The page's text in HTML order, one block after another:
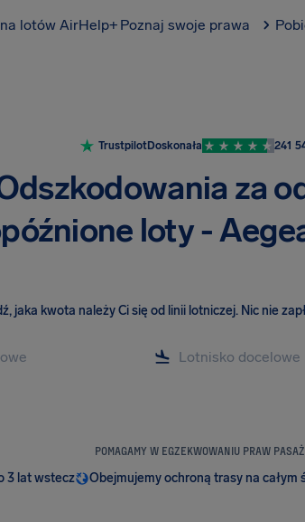
lotów AirHelp+ Poznaj swoje prawa
TrustpilotDoskonała 241
za
loty -
jaka kwota należy Ci się od linii lotniczej. Nic nie
POMAGAMY W EGZEKWOWANIU PRAW
3 lat wstecz Obejmujemy ochroną trasy na całym